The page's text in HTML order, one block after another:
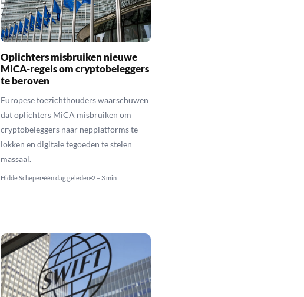
Oplichters misbruiken nieuwe
MiCA-regels om cryptobeleggers
te beroven
Europese toezichthouders waarschuwen
dat oplichters MiCA misbruiken om
cryptobeleggers naar nepplatforms te
lokken en digitale tegoeden te stelen
massaal.
Hidde Scheper één dag geleden 2 – 3 min